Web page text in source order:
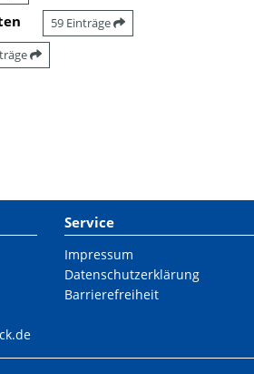
59 Einträge
Service
Impressum
Datenschutzerklärung
Barrierefreiheit